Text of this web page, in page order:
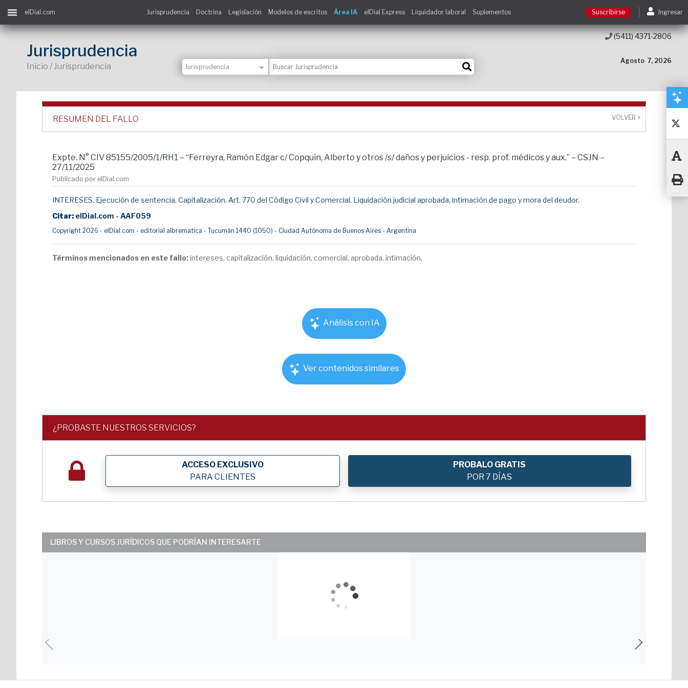
Suscribirse
Acceso a cursos
elDial.com Jurisprudencia Doctrina Legislación Modelos de escritos Área IA elDial Express Liquidador laboral Suplementos Suscribirse Ingresar
Jurisprudencia
Inicio / Jurisprudencia
Agosto 7, 2026
(5411) 4371-2806
RESUMEN DEL FALLO VOLVER >
Expte. N° CIV 85155/2005/1/RH1 – “Ferreyra, Ramón Edgar c/ Copquin, Alberto y otros /s/ daños y perjuicios - resp. prof. médicos y aux.” – CSJN –
27/11/2025
Publicado por elDial.com
INTERESES. Ejecución de sentencia. Capitalización. Art. 770 del Código Civil y Comercial. Liquidación judicial aprobada, intimación de pago y mora del deudor.
Citar: elDial.com - AAF059
Copyright 2026 - elDial.com - editorial albrematica - Tucumán 1440 (1050) - Ciudad Autónoma de Buenos Aires - Argentina
Términos mencionados en este fallo:intereses, capitalización, liquidación, comercial, aprobada, intimación.
Análisis con IA
Ver contenidos similares
¿PROBASTE NUESTROS SERVICIOS?
ACCESO EXCLUSIVO
PARA CLIENTES
PROBALO GRATIS
POR 7 DÍAS
LIBROS Y CURSOS JURÍDICOS QUE PODRÍAN INTERESARTE